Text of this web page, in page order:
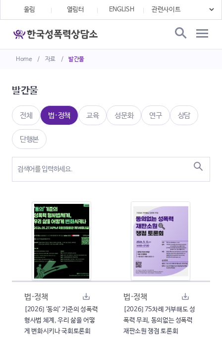
Home / 자료 / 발간물
울림 열림터 ENGLISH
발간물
전체 법·정책 교육 성문화 연구 상담
단행본
법·정책
[2026] ‘동의’ 기준의 성폭력
형사법 체계, 우리 삶을 어떻
게 변화시키나 국회토론회
법·정책
[2026] 75차례 거부해도 성
폭력 무죄, 동의없는 성폭력
재판소원 쟁점 토론회